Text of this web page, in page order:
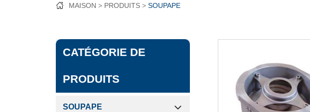
MAISON PRODUITS SOUPAPE
CATÉGORIE DE
PRODUITS
SOUPAPE